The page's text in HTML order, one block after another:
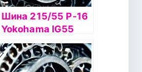
Шина 215/55 Р-16
Yokohama IG55
97Т б/к шип